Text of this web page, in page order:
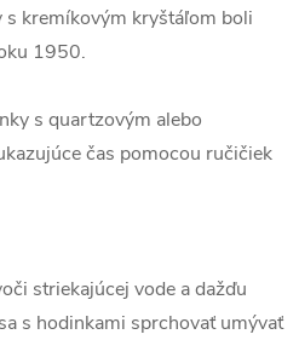
kremíkovým kryštáľom boli
1950.
s quartzovým alebo
čas pomocou ručičiek
vode a dažďu
hodinkami sprchovať umývať